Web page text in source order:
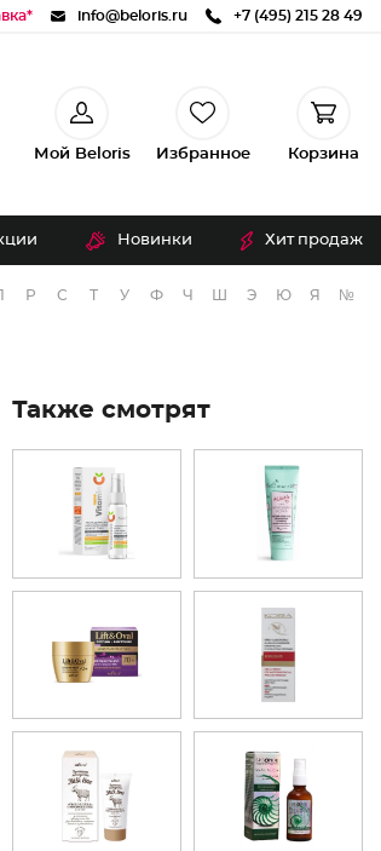
info@beloris.ru +7 (495) 215 28 49
Мой Beloris Избранное Корзина
Новинки Хит продаж
Р С Т У Ф Ч Э Ю Я №
Также смотрят